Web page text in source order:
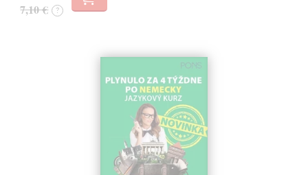
7,10 € ?